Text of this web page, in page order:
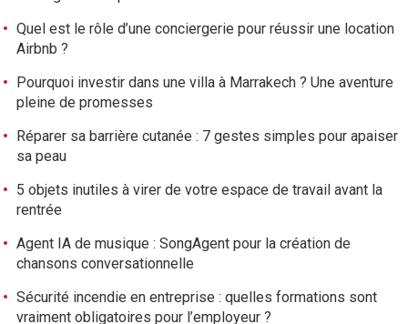
Quel est le rôle d’une conciergerie pour réussir une location
Airbnb ?
Pourquoi investir dans une villa à Marrakech ? Une aventure
pleine de promesses
Réparer sa barrière cutanée : 7 gestes simples pour apaiser
sa peau
5 objets inutiles à virer de votre espace de travail avant la
rentrée
Agent IA de musique : SongAgent pour la création de
chansons conversationnelle
Sécurité incendie en entreprise : quelles formations sont
vraiment obligatoires pour l’employeur ?